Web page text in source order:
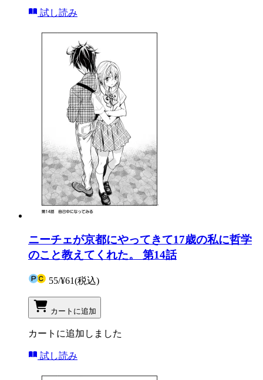
試し読み
ニーチェが京都にやってきて17歳の私に哲学
のこと教えてくれた。 第14話
55/¥61(税込)
カートに追加
カートに追加しました
試し読み